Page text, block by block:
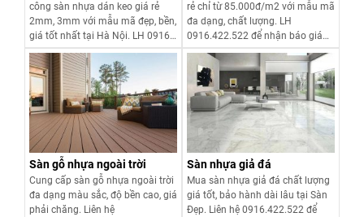
công sàn nhựa dán keo giá rẻ
2mm, 3mm với mẫu mã đẹp, bền,
giá tốt nhất tại Hà Nội. LH 0916
422 522 được tư vấn và báo giá
Xem chi tiết
rẻ chỉ từ 85.000đ/m2 với mẫu mã
đa dạng, chất lượng. LH
0916.422.522 để nhận báo giá
sàn nhựa tự dính có keo dán sẵn.
Xem chi tiết
Sàn gỗ nhựa ngoài trời
Cung cấp sàn gỗ nhựa ngoài trời
đa dạng màu sắc, độ bền cao, giá
phải chăng. Liên hệ
Sàn nhựa giả đá
Mua sàn nhựa giả đá chất lượng
giá tốt, bảo hành dài lâu tại Sàn
Đẹp. Liên hệ 0916.422.522 để